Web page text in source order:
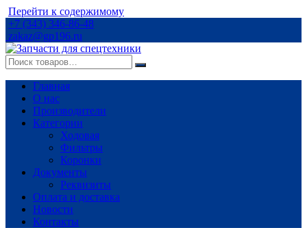
Перейти к содержимому
+7 (343) 346-86-48
zakaz@gp196.ru
Главная
О нас
Производители
Категории
Ходовая
Фильтры
Коронки
Документы
Реквизиты
Оплата и доставка
Новости
Контакты